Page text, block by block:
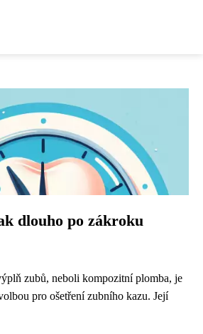
dlouho po zákroku
zubů, neboli kompozitní plomba, je
pro ošetření zubního kazu. Její